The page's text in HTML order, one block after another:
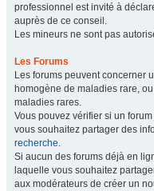
professionnel est invité à
auprès de ce conseil.
Les mineurs ne sont pas
Les Forums
Les forums peuvent concerner
homogène de maladies rare,
maladies rares.
Vous pouvez vérifier si un
vous souhaitez partager des
recherche.
Si aucun des forums déjà en
laquelle vous souhaitez
aux modérateurs de créer un